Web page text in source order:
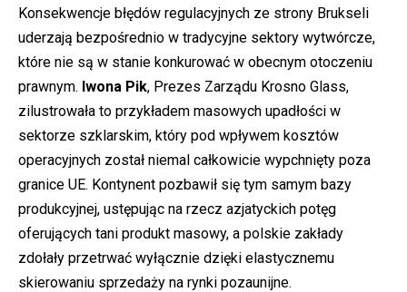
Konsekwencje błędów regulacyjnych ze strony Brukseli
uderzają bezpośrednio w tradycyjne sektory wytwórcze,
które nie są w stanie konkurować w obecnym otoczeniu
prawnym. Iwona Pik, Prezes Zarządu Krosno Glass,
zilustrowała to przykładem masowych upadłości w
sektorze szklarskim, który pod wpływem kosztów
operacyjnych został niemal całkowicie wypchnięty poza
granice UE. Kontynent pozbawił się tym samym bazy
produkcyjnej, ustępując na rzecz azjatyckich potęg
oferujących tani produkt masowy, a polskie zakłady
zdołały przetrwać wyłącznie dzięki elastycznemu
skierowaniu sprzedaży na rynki pozaunijne.